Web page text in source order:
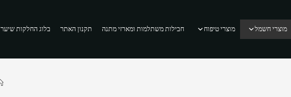
מוצרי חשמל מוצרי טיפוח חבילות משתלמות ומארזי מתנה תקנון האתר בלוג החלקות שיער